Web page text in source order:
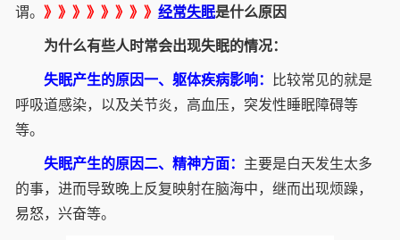
谓。 》》》》》》》》 经常失眠是什么原因
为什么有些人时常会出现失眠的情况：
失眠产生的原因一、躯体疾病影响：
比较常见的就是
呼吸道感染，以及关节炎，高血压，突发性睡眠障碍等
等。
失眠产生的原因二、精神方面： 主要是白天发生太多
的事，进而导致晚上反复映射在脑海中，继而出现烦躁，
易怒，兴奋等。